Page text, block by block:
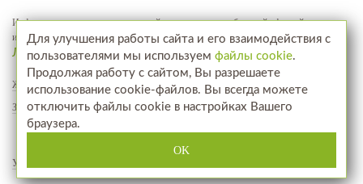
Информация, представленная на сайте, не является публичной офертой, а
используется в качестве рекламно-информационных материалов
Лицензия № ЛО-77-01-018071
Жалобы и предложения
Запись на прием
Услуги
Для улучшения работы сайта и его взаимодействия с
пользователями мы используем файлы cookie.
Продолжая работу с сайтом, Вы разрешаете
использование cookie-файлов. Вы всегда можете
отключить файлы cookie в настройках Вашего
браузера.
OK